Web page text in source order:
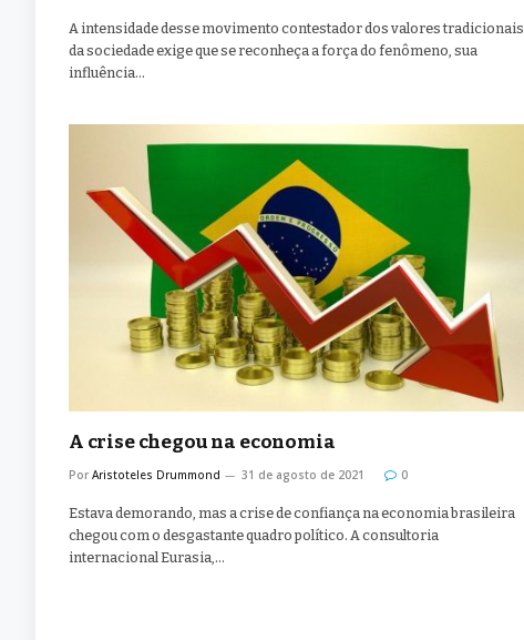
A intensidade desse movimento contestador dos valores tradicionais
da sociedade exige que se reconheça a força do fenômeno, sua
influência…
A crise chegou na economia
Por Aristoteles Drummond 31 de agosto de 2021 0
Estava demorando, mas a crise de confiança na economia brasileira
chegou com o desgastante quadro político. A consultoria
internacional Eurasia,…